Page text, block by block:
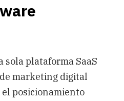
plataforma SaaS
marketing digital
posicionamiento